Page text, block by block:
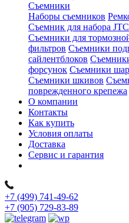
Съемники
Наборы съемников
Съемник для набора JTC
Съемники для
фильтров Съемники
сайлентблоков
форсунок Съемники
Съемники шкивов
поврежденного крепежа
О компании
Контакты
Как купить
Условия оплаты
Доставка
Сервис и гарантия
+7 (499) 741-49-62
+7 (905) 729-83-89